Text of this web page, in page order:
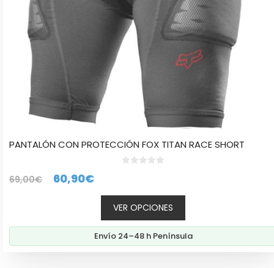
PANTALÓN CON PROTECCIÓN FOX TITAN RACE SHORT
69,00€
El
era:
69,00€.
60,90€El
precio
actual
es:
60,90€.
VER OPCIONES
página
producto
Envío 24–48 h Península